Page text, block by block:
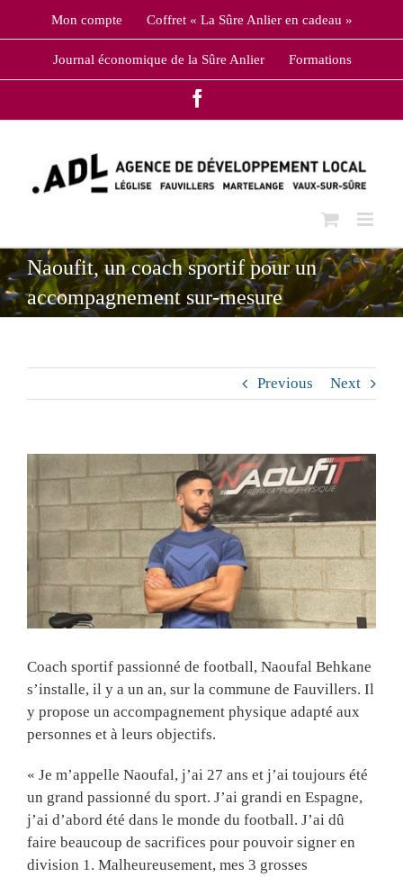
Mon compte Coffret « La Sûre Anlier en cadeau »
Journal économique de la Sûre Anlier Formations
Naoufit, un coach sportif pour un
accompagnement sur-mesure
Previous Next
View
Larger
Image
Coach sportif passionné de football, Naoufal Behkane
s’installe, il y a un an, sur la commune de Fauvillers. Il
y propose un accompagnement physique adapté aux
personnes et à leurs objectifs.
« Je m’appelle Naoufal, j’ai 27 ans et j’ai toujours été
un grand passionné du sport. J’ai grandi en Espagne,
j’ai d’abord été dans le monde du football. J’ai dû
faire beaucoup de sacrifices pour pouvoir signer en
division 1. Malheureusement, mes 3 grosses